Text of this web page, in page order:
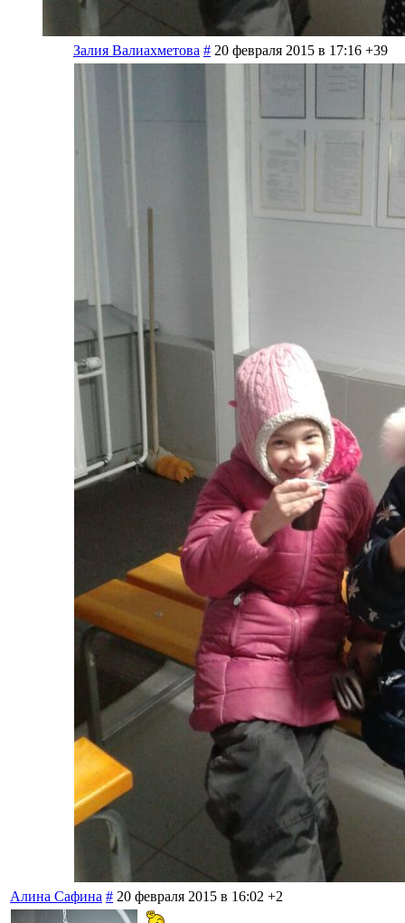
Залия Валиахметова # 20 февраля 2015 в 17:16 +39
Алина Сафина # 20 февраля 2015 в 16:02 +2